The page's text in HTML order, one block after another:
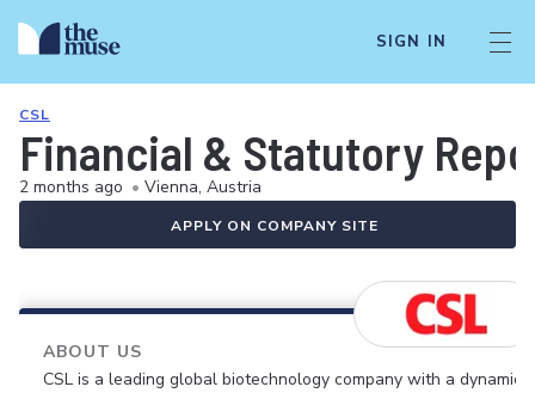
SIGN IN
CSL
Financial & Statutory
2 months ago • Vienna, Austria
APPLY ON COMPANY SITE
ABOUT US
CSL is a leading global biotechnology company with a dynamic